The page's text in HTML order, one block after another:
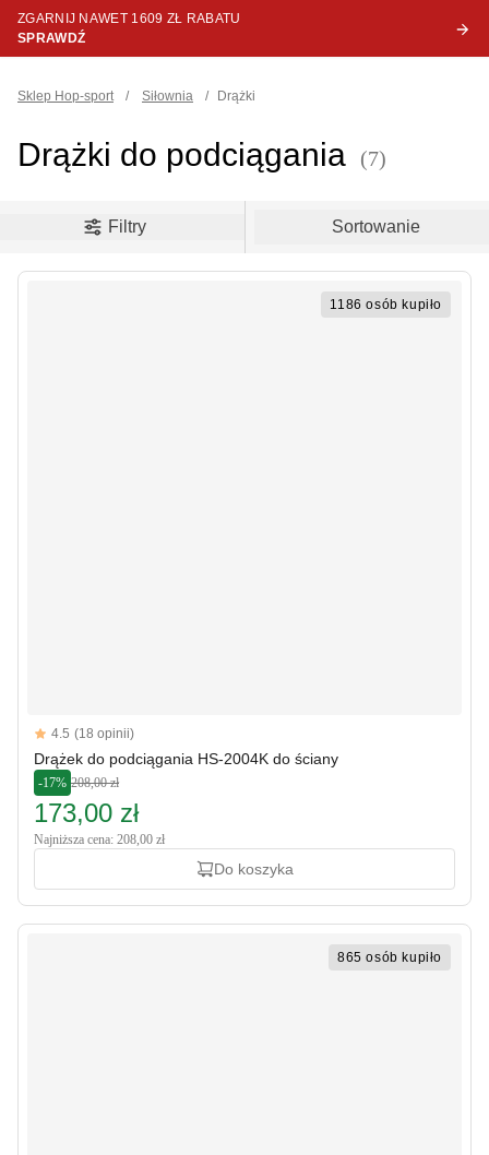
ZGARNIJ NAWET 1609 ZŁ RABATU
SPRAWDŹ
Sklep Hop-sport / Siłownia / Drążki
Drążki do podciągania (7)
Filtry Sortowanie
1186 osób kupiło
Reviews
4.5 out of 5 stars
4.5 (18 opinii)
Drążek do podciągania HS-2004K do ściany
-17% 208,00 zł
173,00 zł
Najniższa cena: 208,00 zł
Do koszyka
865 osób kupiło